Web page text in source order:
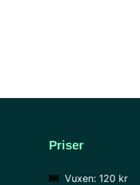
Priser
Vuxen: 120 kr